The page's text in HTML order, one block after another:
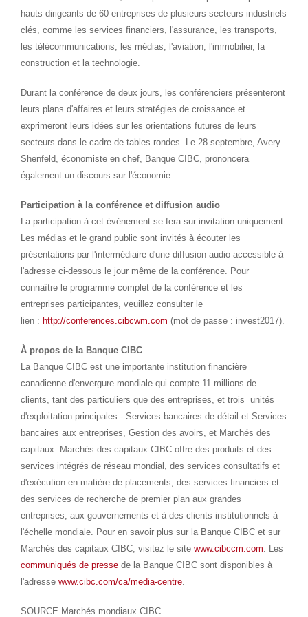
hauts dirigeants de 60 entreprises de plusieurs secteurs industriels
clés, comme les services financiers, l'assurance, les transports,
les télécommunications, les médias, l'aviation, l'immobilier, la
construction et la technologie.
Durant la conférence de deux jours, les conférenciers présenteront
leurs plans d'affaires et leurs stratégies de croissance et
exprimeront leurs idées sur les orientations futures de leurs
secteurs dans le cadre de tables rondes. Le 28 septembre,Avery
Shenfeld, économiste en chef, Banque CIBC, prononcera
également un discours sur l'économie.
Participation à la conférence et diffusion audio
La participation à cet événement se fera sur invitation uniquement.
Les médias et le grand public sont invités à écouter les
présentations par l'intermédiaire d'une diffusion audio accessible à
l'adresse ci-dessous le jour même de la conférence. Pour
connaître le programme complet de la conférence et les
entreprises participantes, veuillez consulter le
lien : http://conferences.cibcwm.com (mot de passe : invest2017).
À propos de la Banque CIBC
La Banque CIBC est une importante institution financière
canadienne d'envergure mondiale qui compte 11 millions de
clients, tant des particuliers que des entreprises, et trois unités
d'exploitation principales - Services bancaires de détail et Services
bancaires aux entreprises, Gestion des avoirs, et Marchés des
capitaux. Marchés des capitaux CIBC offre des produits et des
services intégrés de réseau mondial, des services consultatifs et
d'exécution en matière de placements, des services financiers et
des services de recherche de premier plan aux grandes
entreprises, aux gouvernements et à des clients institutionnels à
l'échelle mondiale. Pour en savoir plus sur la Banque CIBC et sur
Marchés des capitaux CIBC, visitez le sitewww.cibccm.com. Les
communiqués de presse de la Banque CIBC sont disponibles à
l'adressewww.cibc.com/ca/media-centre.
SOURCE Marchés mondiaux CIBC